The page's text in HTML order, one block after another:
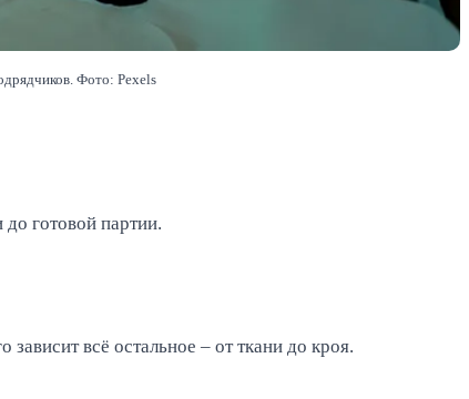
Фото: Pexels
готовой партии.
всё остальное – от ткани до кроя.